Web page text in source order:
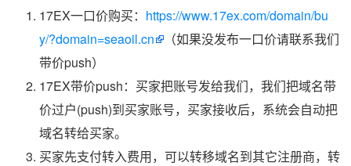
17EX一口价购买： https://www.17ex.com/domain/bu
y/?domain=seaoil.cn
（如果没发布一口价请联系我们
带价push）
17EX带价push：买家把账号发给我们，我们把域名带
价过户(push)到买家账号，买家接收后，系统会自动把
域名转给买家。
买家先支付转入费用，可以转移域名到其它注册商，转